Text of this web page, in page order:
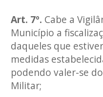
Art. 7º. Cabe a
Município a
daqueles que
medidas
podendo valer-se
Militar;